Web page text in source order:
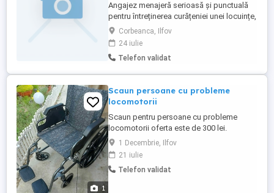
Angajez menajeră serioasă și punctuală
pentru întreținerea curățeniei unei locuințe,
cu program de o singură zi pe săptămână.
Program: 1 zi pe săptămână (ziua se
stabilește de comun acord). Plată: 100
Euro zi (plata se face cash la sfârșitul zilei
Corbeanca, Ilfov
24 iulie
Telefon validat
1
Scaun persoane cu probleme
locomotorii
Scaun pentru persoane cu probleme
locomotorii oferta este de 300 lei.
1 Decembrie, Ilfov
21 iulie
Telefon validat